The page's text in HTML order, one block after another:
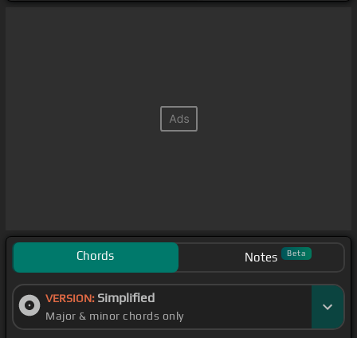
Chords Notes Beta
VERSION: Simplified
Major & minor chords only